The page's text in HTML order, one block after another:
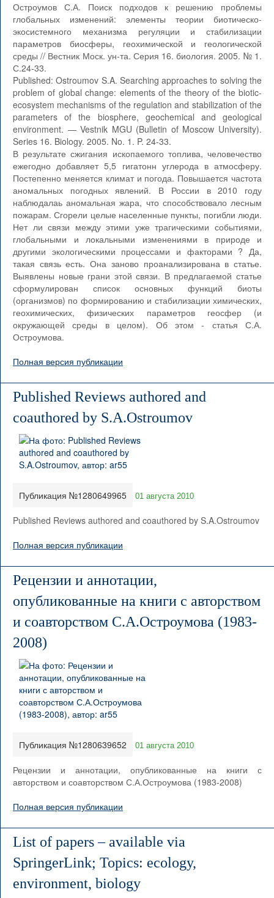
Остроумов С.А. Поиск подходов к решению проблемы
глобальных изменений: элементы теории биотическо-
экосистемного механизма регуляции и стабилизации
параметров биосферы, геохимической и геологической
среды // Вестник Моск. ун-та. Серия 16. биология. 2005. № 1.
С.24-33.
Published: Ostroumov S.A. Searching approaches to solving the
problem of global change: elements of the theory of the biotic-
ecosystem mechanisms of the regulation and stabilization of the
parameters of the biosphere, geochemical and geological
environment. — Vestnik MGU (Bulletin of Moscow University).
Series 16. Biology. 2005. No. 1. P. 24-33.
В результате сжигания ископаемого топлива, человечество
ежегодно добавляет 5,5 гигатонн углерода в атмосферу.
Постепенно меняется климат и погода. Повышается частота
аномальных погодных явлений. В России в 2010 году
наблюдалаь аномальная жара, что способствовало лесным
пожарам. Сгорели целые населенные пункты, погибли люди.
Нет ли связи между этими уже трагическими событиями,
глобальными и локальными изменениями в природе и
другими экологическими процессами и факторами ? Да,
такая связь есть. Она заново проанализирована в статье.
Выявлены новые грани этой связи. В предлагаемой статье
сформулирован список основных функций биоты
(организмов) по формированию и стабилизации химических,
геохимических, физических параметров геосфер (и
окружающей среды в целом). Об этом - статья С.А.
Остроумова.
Полная версия публикации
Published Reviews authored and
coauthored by S.A.Ostroumov
Публикация №1280649965 01 августа 2010
Published Reviews authored and coauthored by S.A.Ostroumov
Полная версия публикации
Рецензии и аннотации,
опубликованные на книги с авторством
и соавторством С.А.Остроумова (1983-
2008)
Публикация №1280639652 01 августа 2010
Рецензии и аннотации, опубликованные на книги с
авторством и соавторством С.А.Остроумова (1983-2008)
Полная версия публикации
List of papers – available via
SpringerLink; Topics: ecology,
environment, biology